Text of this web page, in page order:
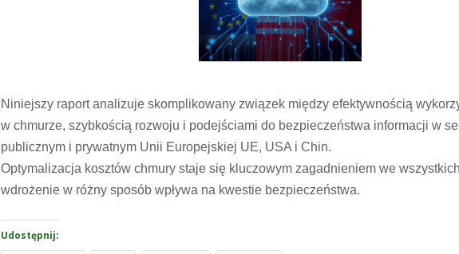
Niniejszy raport analizuje skomplikowany związek między efektywnością
w chmurze, szybkością rozwoju i podejściami do bezpieczeństwa informacji w
publicznym i prywatnym Unii Europejskiej UE, USA i Chin.
Optymalizacja kosztów chmury staje się kluczowym zagadnieniem we
wdrożenie w różny sposób wpływa na kwestie bezpieczeństwa.
Udostępnij: